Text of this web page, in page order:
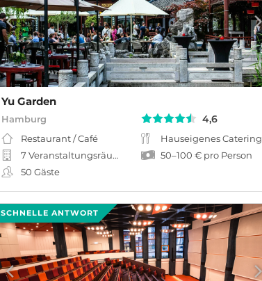
Yu Garden
Hamburg 4,6
Restaurant / Café
7 Veranstaltungsräume
50 Gäste
Hauseigenes Catering
50–100 € pro Person
SCHNELLE ANTWORT